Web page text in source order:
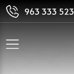
963 333 523